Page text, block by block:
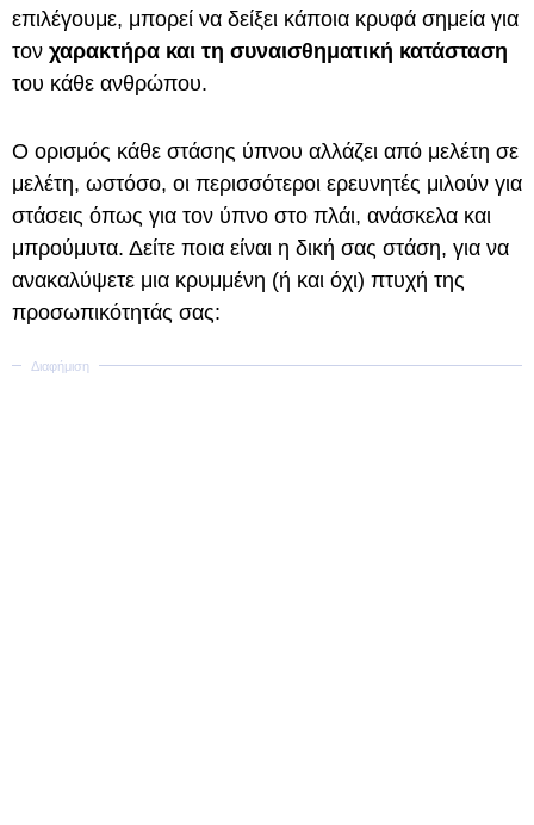
επιλέγουμε, μπορεί να δείξει κάποια κρυφά σημεία για
τον χαρακτήρα και τη συναισθηματική κατάσταση
του κάθε ανθρώπου.
Ο ορισμός κάθε στάσης ύπνου αλλάζει από μελέτη σε
μελέτη, ωστόσο, οι περισσότεροι ερευνητές μιλούν για
στάσεις όπως για τον ύπνο στο πλάι, ανάσκελα και
μπρούμυτα. Δείτε ποια είναι η δική σας στάση, για να
ανακαλύψετε μια κρυμμένη (ή και όχι) πτυχή της
προσωπικότητάς σας: